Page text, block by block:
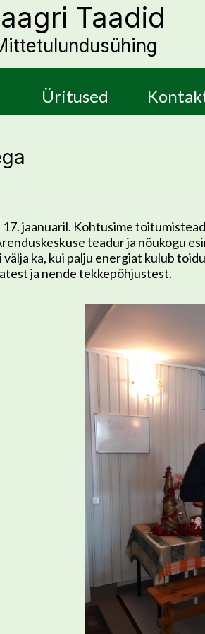
Taadid
Üritused
jaanuaril. Kohtusime
teadur ja nõukogu
ka, kui palju energiat kulub
ja nende tekkepõhjustest.